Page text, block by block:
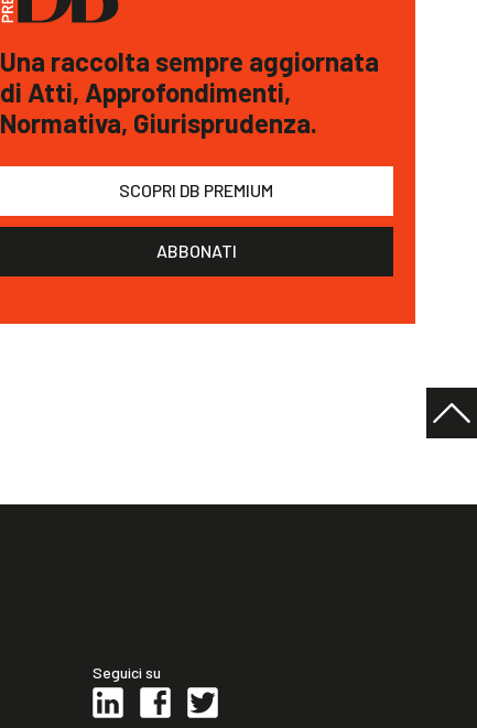
Una raccolta sempre aggiornata
di Atti, Approfondimenti,
Normativa, Giurisprudenza.
SCOPRI DB PREMIUM
ABBONATI
Seguici su